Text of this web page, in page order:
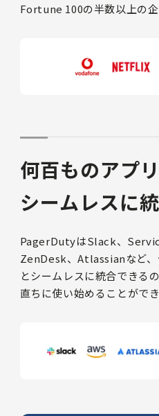
Fortune 100の半数以上の企
何百ものアプ
シームレスに
PagerDutyはSlack、
ZenDesk、Atlassianなど、
とシームレスに統合できる
直ちに使い始めることができ